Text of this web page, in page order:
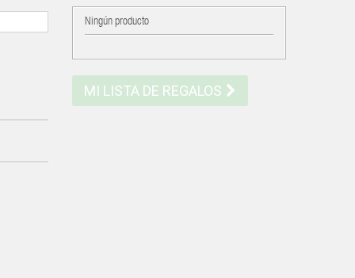
Ningún producto
MI LISTA DE REGALOS